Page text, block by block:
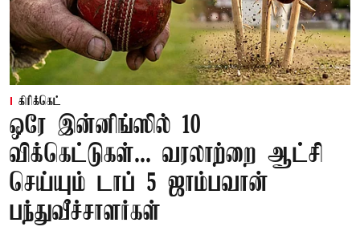
கிரிக்கெட்
ஒரே இன்னிங்ஸில் 10
விக்கெட்டுகள்... வரலாற்றை ஆட்சி
செய்யும் டாப் 5 ஜாம்பவான்
பந்துவீச்சாளர்கள்